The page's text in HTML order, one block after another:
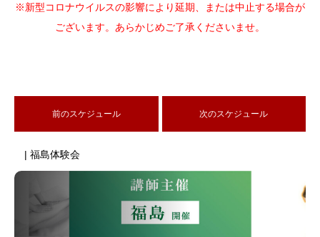
※新型コロナウイルスの影響により延期、または中止する場合が
ございます。あらかじめご了承くださいませ。
前のスケジュール 次のスケジュール
| 福島体験会